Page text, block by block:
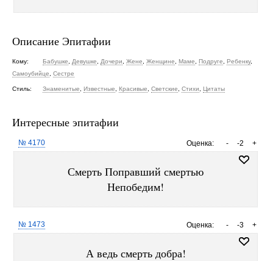
Описание Эпитафии
Кому: Бабушке Девушке Дочери Жене Женщине Маме Подруге Ребенку,
Самоубийце
Сестре
Стиль: Знаменитые Известные Красивые Светские Стихи Цитаты
Интересные эпитафии
Оценка: +
-2
-
№ 4170
Смерть Поправший смертью
Непобедим!
Оценка: +
-3
-
№ 1473
А ведь смерть добра!